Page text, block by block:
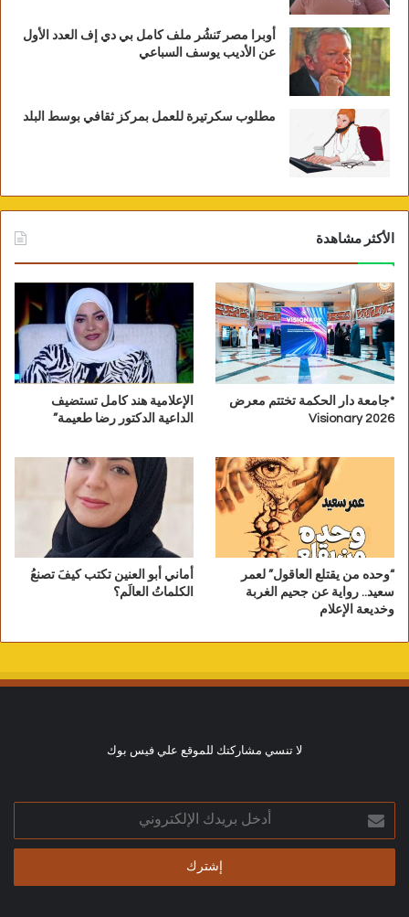
أوبرا مصر تَنشُر ملف كامل بي دي إف العدد الأول
عن الأديب يوسف السباعي
مطلوب سكرتيرة للعمل بمركز ثقافي بوسط البلد
الأكثر مشاهدة
*جامعة دار الحكمة تختتم معرض
Visionary 2026
الإعلامية هند كامل تستضيف
الداعية الدكتور رضا طعيمة”
“وحده من يقتلع العاقول” لعمر
سعيد.. رواية عن جحيم الغربة
وخديعة الإعلام
أماني أبو العنين تكتب كيفَ تصنعُ
الكلماتُ العالَم؟
لا تنسي مشاركتك للموقع علي فيس بوك
أدخل
بريدك
الإلكتروني